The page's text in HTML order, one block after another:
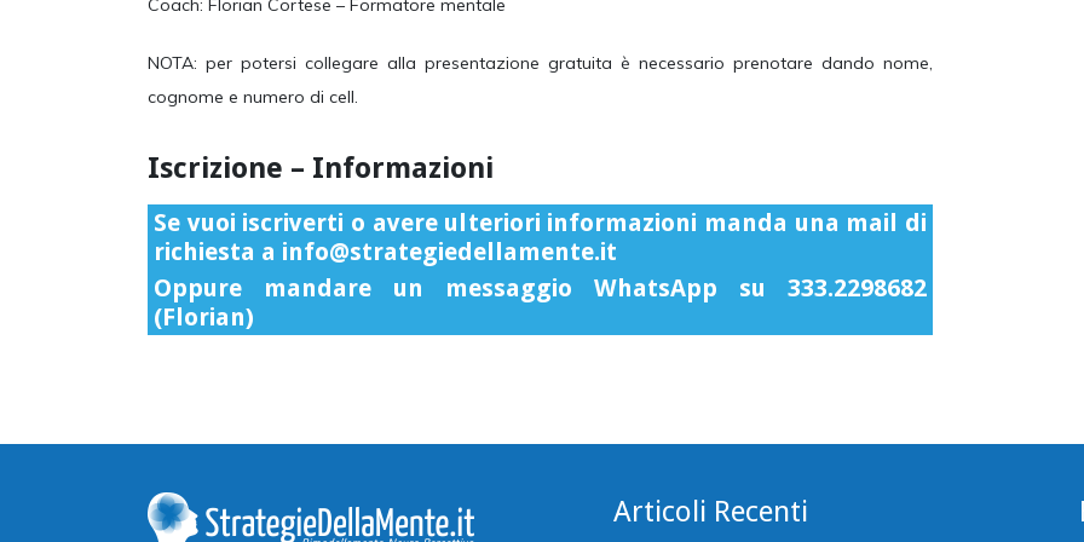
Coach: Florian Cortese – Formatore mentale
NOTA: per potersi collegare alla presentazione gratuita è necessario prenotare dando nome,
cognome e numero di cell.
Iscrizione – Informazioni
Se vuoi iscriverti o avere ulteriori informazioni manda una mail di
richiesta a info@strategiedellamente.it
Oppure mandare un messaggio WhatsApp su 333.2298682
(Florian)
Articoli Recenti